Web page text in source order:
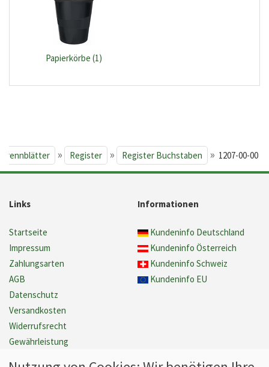
Papierkörbe (1)
Trennblätter » Register » Register Buchstaben » 1207-00-00
Links
Startseite
Impressum
Zahlungsarten
AGB
Datenschutz
Versandkosten
Widerrufsrecht
Gewährleistung
Informationen
Kundeninfo Deutschland
Kundeninfo Österreich
Kundeninfo Schweiz
Kundeninfo EU